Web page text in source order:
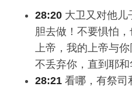
28:20 大卫又对他儿
胆去做！不要惧怕
上帝，我的上帝与
不丢弃你，直到耶和
28:21 看哪，有祭司